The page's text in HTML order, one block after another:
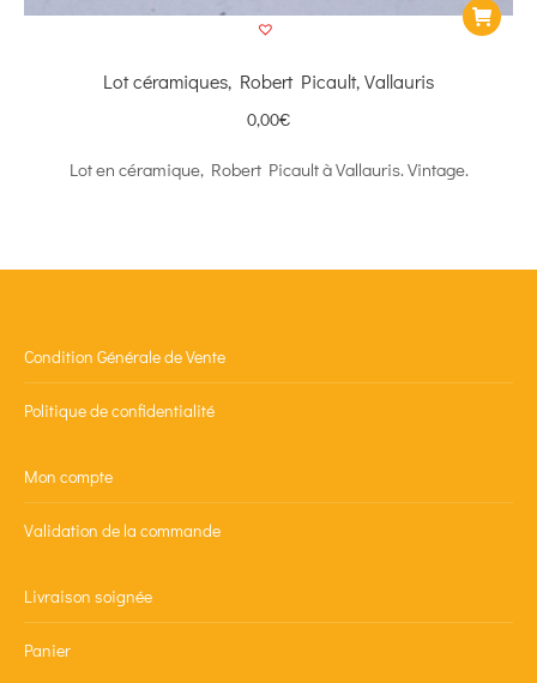
Lot céramiques, Robert Picault, Vallauris
0,00€
Lot en céramique, Robert Picault à Vallauris. Vintage.
Condition Générale de Vente
Politique de confidentialité
Mon compte
Validation de la commande
Livraison soignée
Panier